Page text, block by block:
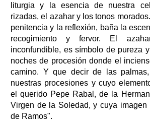
liturgia y la esencia de nuestra
rizadas, el azahar y los tonos
penitencia y la reflexión, baña la
recogimiento y fervor. El
inconfundible, es símbolo de pureza
noches de procesión donde el
camino. Y que decir de las
nuestras procesiones y cuyo
el querido Pepe Rabal, de la
Virgen de la Soledad, y cuya
de Ramos".